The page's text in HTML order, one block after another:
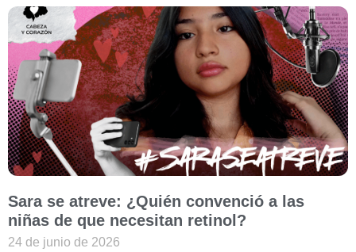
Sara se atreve: ¿Quién convenció a las
niñas de que necesitan retinol?
24 de junio de 2026